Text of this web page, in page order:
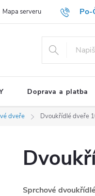
Po-
Mapa serveru Hodnocení
Doprava a platba
dveře Dvoukřídlé dveře
Sprchové